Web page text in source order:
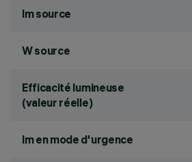
lm source
W source
Efficacité lumineuse
(valeur réelle)
lm en mode d'urgence